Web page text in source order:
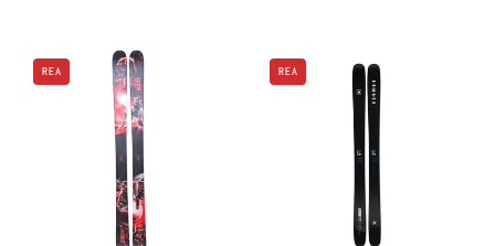
Blend
WILL
REA
Armada
ARV
112
25/26_1
REA